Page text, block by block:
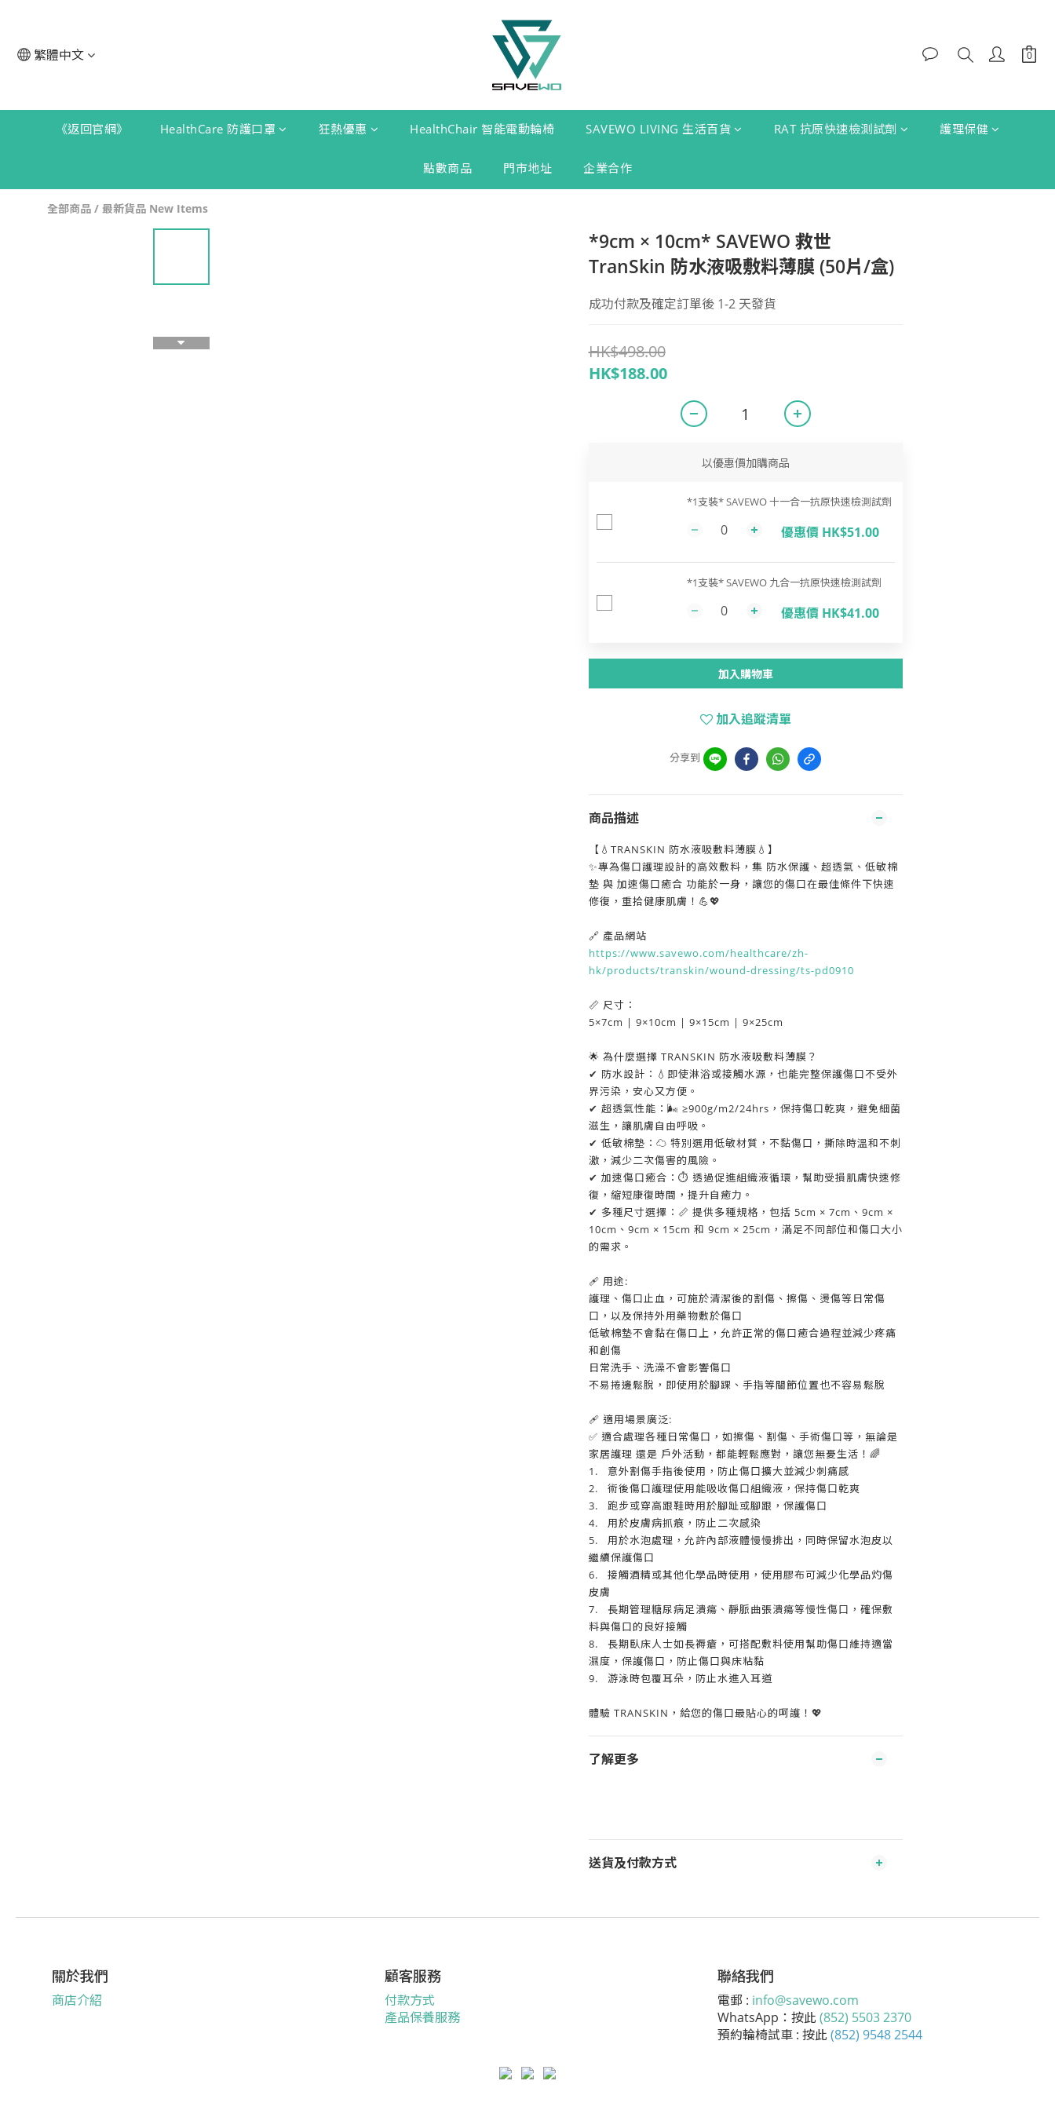
繁體中文
《返回官網》 HealthCare 防護口罩 狂熱優惠 HealthChair 智能電動輪椅 SAVEWO LIVING 生活百貨 RAT 抗原快速檢測試劑 護理保健
點數商品 門市地址 企業合作
全部商品 / 最新貨品 New Items
*9cm × 10cm* SAVEWO 救世
TranSkin 防水液吸敷料薄膜 (50片/盒)
成功付款及確定訂單後 1-2 天發貨
HK$498.00
HK$188.00
以優惠價加購商品
*1支裝* SAVEWO 十一合一抗原快速檢測試劑
優惠價 HK$51.00
*1支裝* SAVEWO 九合一抗原快速檢測試劑
優惠價 HK$41.00
加入購物車
加入追蹤清單
分享到
商品描述
【💧TRANSKIN 防水液吸敷料薄膜💧】
✨專為傷口護理設計的高效敷料，集 防水保護、超透氣、低敏棉
墊 與 加速傷口癒合 功能於一身，讓您的傷口在最佳條件下快速
修復，重拾健康肌膚！💪💖
🔗 產品網站
https://www.savewo.com/healthcare/zh-
hk/products/transkin/wound-dressing/ts-pd0910
📏 尺寸：
5×7cm | 9×10cm | 9×15cm | 9×25cm
🌟 為什麼選擇 TRANSKIN 防水液吸敷料薄膜？
✔ 防水設計：💧即使淋浴或接觸水源，也能完整保護傷口不受外
界污染，安心又方便。
✔ 超透氣性能：🌬️ ≥900g/m2/24hrs，保持傷口乾爽，避免細菌
滋生，讓肌膚自由呼吸。
✔ 低敏棉墊：☁️ 特別選用低敏材質，不黏傷口，撕除時溫和不刺
激，減少二次傷害的風險。
✔ 加速傷口癒合：⏱️ 透過促進組織液循環，幫助受損肌膚快速修
復，縮短康復時間，提升自癒力。
✔ 多種尺寸選擇：📏 提供多種規格，包括 5cm × 7cm、9cm ×
10cm、9cm × 15cm 和 9cm × 25cm，滿足不同部位和傷口大小
的需求。
🩹 用途:
護理、傷口止血，可施於清潔後的割傷、擦傷、燙傷等日常傷
口，以及保持外用藥物敷於傷口
低敏棉墊不會黏在傷口上，允許正常的傷口癒合過程並減少疼痛
和創傷
日常洗手、洗澡不會影響傷口
不易捲邊鬆脫，即使用於腳踝、手指等關節位置也不容易鬆脫
🩹 適用場景廣泛:
✅ 適合處理各種日常傷口，如擦傷、割傷、手術傷口等，無論是
家居護理 還是 戶外活動，都能輕鬆應對，讓您無憂生活！🌈
1.
意外割傷手指後使用，防止傷口擴大並減少刺痛感
2.
術後傷口護理使用能吸收傷口組織液，保持傷口乾爽
3.
跑步或穿高跟鞋時用於腳趾或腳跟，保護傷口
4.
用於皮膚病抓痕，防止二次感染
5.
用於水泡處理，允許內部液體慢慢排出，同時保留水泡皮以
繼續保護傷口
6.
接觸酒精或其他化學品時使用，使用膠布可減少化學品灼傷
皮膚
7.
長期管理糖尿病足潰瘍、靜脈曲張潰瘍等慢性傷口，確保敷
料與傷口的良好接觸
8.
長期臥床人士如長褥瘡，可搭配敷料使用幫助傷口維持適當
濕度，保護傷口，防止傷口與床粘黏
9.
游泳時包覆耳朵，防止水進入耳道
體驗 TRANSKIN，給您的傷口最貼心的呵護！💖
了解更多
送貨及付款方式
關於我們
商店介紹
顧客服務
付款方式
產品保養服務
聯絡我們
電郵 : info@savewo.com
WhatsApp：按此 (852) 5503 2370
預約輪椅試車 : 按此 (852) 9548 2544